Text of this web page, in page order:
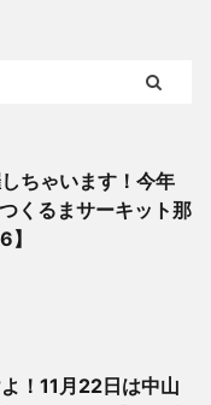
ちゃいます！今年
くるまサーキット那
！11月22日は中山